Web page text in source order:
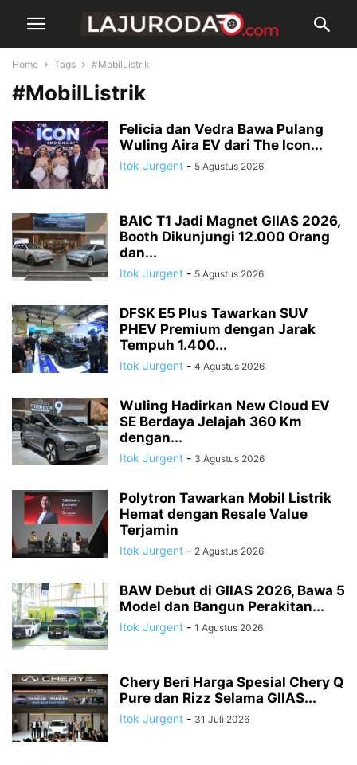
Home Tags #MobilListrik
#MobilListrik
Felicia dan Vedra Bawa Pulang
Wuling Aira EV dari The Icon...
Itok Jurgent - 5 Agustus 2026
BAIC T1 Jadi Magnet GIIAS 2026,
Booth Dikunjungi 12.000 Orang
dan...
Itok Jurgent - 5 Agustus 2026
DFSK E5 Plus Tawarkan SUV
PHEV Premium dengan Jarak
Tempuh 1.400...
Itok Jurgent - 4 Agustus 2026
Wuling Hadirkan New Cloud EV
SE Berdaya Jelajah 360 Km
dengan...
Itok Jurgent - 3 Agustus 2026
Polytron Tawarkan Mobil Listrik
Hemat dengan Resale Value
Terjamin
Itok Jurgent - 2 Agustus 2026
BAW Debut di GIIAS 2026, Bawa 5
Model dan Bangun Perakitan...
Itok Jurgent - 1 Agustus 2026
Chery Beri Harga Spesial Chery Q
Pure dan Rizz Selama GIIAS...
Itok Jurgent - 31 Juli 2026